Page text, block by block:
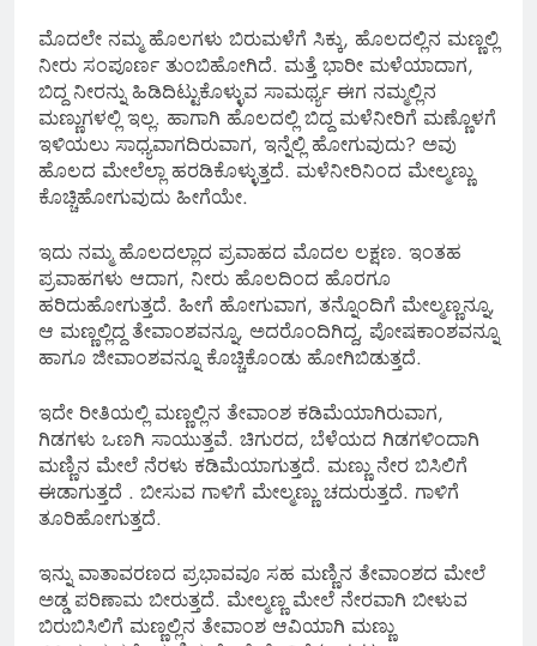
ಮೊದಲೇ ನಮ್ಮ ಹೊಲಗಳು ಬಿರುಮಳೆಗೆ ಸಿಕ್ಕು, ಹೊಲದಲ್ಲಿನ ಮಣ್ಣಲ್ಲಿ
ನೀರು ಸಂಪೂರ್ಣ ತುಂಬಿಹೋಗಿದೆ. ಮತ್ತೆ ಭಾರೀ ಮಳೆಯಾದಾಗ,
ಬಿದ್ದ ನೀರನ್ನು ಹಿಡಿದಿಟ್ಟುಕೊಳ್ಳುವ ಸಾಮರ್ಥ್ಯ ಈಗ ನಮ್ಮಲ್ಲಿನ
ಮಣ್ಣುಗಳಲ್ಲಿ ಇಲ್ಲ. ಹಾಗಾಗಿ ಹೊಲದಲ್ಲಿ ಬಿದ್ದ ಮಳೆನೀರಿಗೆ ಮಣ್ಣೊಳಗೆ
ಇಳಿಯಲು ಸಾಧ್ಯವಾಗದಿರುವಾಗ, ಇನ್ನೆಲ್ಲಿ ಹೋಗುವುದು? ಅವು
ಹೊಲದ ಮೇಲೆಲ್ಲಾ ಹರಡಿಕೊಳ್ಳುತ್ತದೆ. ಮಳೆನೀರಿನಿಂದ ಮೇಲ್ಮಣ್ಣು
ಕೊಚ್ಚಿಹೋಗುವುದು ಹೀಗೆಯೇ.
ಇದು ನಮ್ಮ ಹೊಲದಲ್ಲಾದ ಪ್ರವಾಹದ ಮೊದಲ ಲಕ್ಷಣ. ಇಂತಹ
ಪ್ರವಾಹಗಳು ಆದಾಗ, ನೀರು ಹೊಲದಿಂದ ಹೊರಗೂ
ಹರಿದುಹೋಗುತ್ತದೆ. ಹೀಗೆ ಹೋಗುವಾಗ, ತನ್ನೊಂದಿಗೆ ಮೇಲ್ಮಣ್ಣನ್ನೂ,
ಆ ಮಣ್ಣಲ್ಲಿದ್ದ ತೇವಾಂಶವನ್ನೂ, ಅದರೊಂದಿಗಿದ್ದ, ಪೋಷಕಾಂಶವನ್ನೂ
ಹಾಗೂ ಜೀವಾಂಶವನ್ನೂ ಕೊಚ್ಚಿಕೊಂಡು ಹೋಗಿಬಿಡುತ್ತದೆ.
ಇದೇ ರೀತಿಯಲ್ಲಿ ಮಣ್ಣಲ್ಲಿನ ತೇವಾಂಶ ಕಡಿಮೆಯಾಗಿರುವಾಗ,
ಗಿಡಗಳು ಒಣಗಿ ಸಾಯುತ್ತವೆ. ಚಿಗುರದ, ಬೆಳೆಯದ ಗಿಡಗಳಿಂದಾಗಿ
ಮಣ್ಣಿನ ಮೇಲೆ ನೆರಳು ಕಡಿಮೆಯಾಗುತ್ತದೆ. ಮಣ್ಣು ನೇರ ಬಿಸಿಲಿಗೆ
ಈಡಾಗುತ್ತದೆ . ಬೀಸುವ ಗಾಳಿಗೆ ಮೇಲ್ಮಣ್ಣು ಚದುರುತ್ತದೆ. ಗಾಳಿಗೆ
ತೂರಿಹೋಗುತ್ತದೆ.
ಇನ್ನು ವಾತಾವರಣದ ಪ್ರಭಾವವೂ ಸಹ ಮಣ್ಣಿನ ತೇವಾಂಶದ ಮೇಲೆ
ಅಡ್ಡ ಪರಿಣಾಮ ಬೀರುತ್ತದೆ. ಮೇಲ್ಮಣ್ಣ ಮೇಲೆ ನೇರವಾಗಿ ಬೀಳುವ
ಬಿರುಬಿಸಿಲಿಗೆ ಮಣ್ಣಲ್ಲಿನ ತೇವಾಂಶ ಆವಿಯಾಗಿ ಮಣ್ಣು